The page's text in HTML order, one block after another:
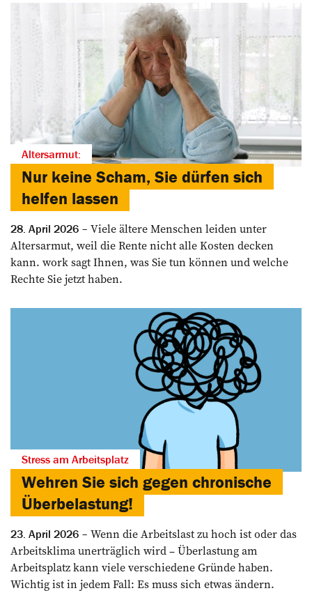
Altersarmut:
Nur keine Scham, Sie dürfen sich
helfen lassen
28. April 2026
Viele ältere Menschen leiden unter
Altersarmut, weil die Rente nicht alle Kosten decken
kann. work sagt Ihnen, was Sie tun können und welche
Rechte Sie jetzt haben.
Stress am Arbeitsplatz
Wehren Sie sich gegen chronische
Überbelastung!
23. April 2026
Wenn die Arbeitslast zu hoch ist oder das
Arbeitsklima unerträglich wird – Überlastung am
Arbeitsplatz kann viele verschiedene Gründe haben.
Wichtig ist in jedem Fall: Es muss sich etwas ändern.